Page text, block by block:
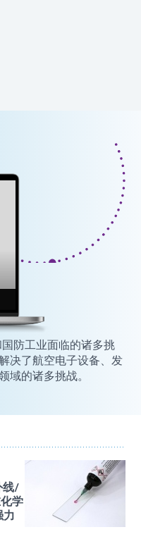
防工业面临的诸多挑
决了航空电子设备、发
域的诸多挑战。
线/
学